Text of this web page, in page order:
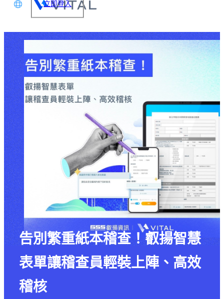
語
中文
立即登入
告別繁重紙本稽查！叡揚智慧
表單讓稽查員輕裝上陣、高效
稽核